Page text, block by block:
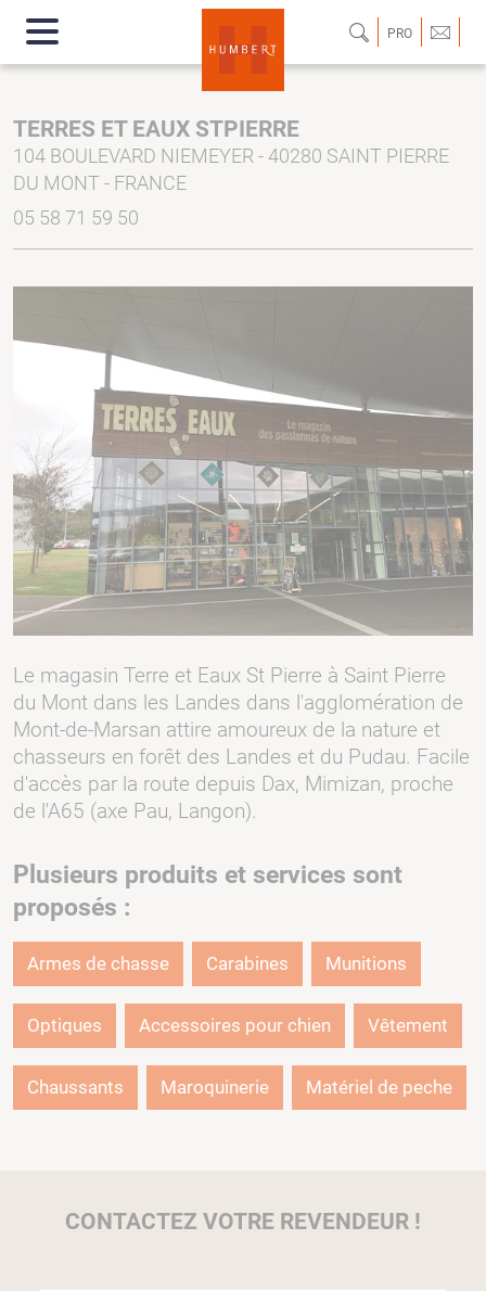
PRO
TERRES ET EAUX STPIERRE
104 BOULEVARD NIEMEYER - 40280 SAINT PIERRE
DU MONT - FRANCE
05 58 71 59 50
Le magasin Terre et Eaux St Pierre à Saint Pierre
du Mont dans les Landes dans l'agglomération de
Mont-de-Marsan attire amoureux de la nature et
chasseurs en forêt des Landes et du Pudau. Facile
d'accès par la route depuis Dax, Mimizan, proche
de l'A65 (axe Pau, Langon).
Plusieurs produits et services sont
proposés :
Armes de chasse Carabines Munitions
Optiques Accessoires pour chien Vêtement
Chaussants Maroquinerie Matériel de peche
CONTACTEZ VOTRE REVENDEUR !